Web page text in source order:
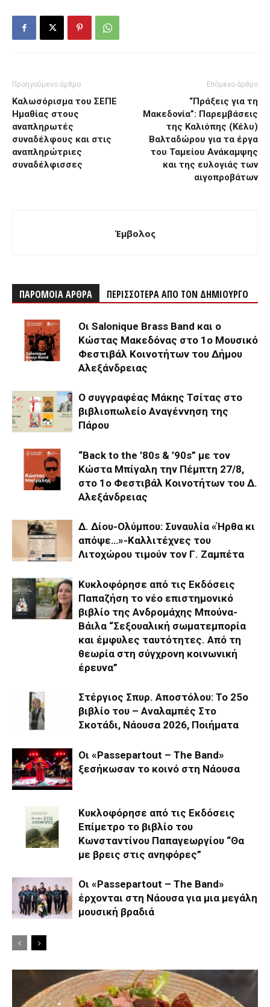
Προηγούμενο άρθρο
Καλωσόρισμα του ΣΕΠΕ
Ημαθίας στους
αναπληρωτές
συναδέλφους και στις
αναπληρώτριες
συναδέλφισσες
Επόμενο άρθρο
“Πράξεις για τη
Μακεδονία”: Παρεμβάσεις
της Καλιόπης (Κέλυ)
Βαλταδώρου για τα έργα
του Ταμείου Ανάκαμψης
και της ευλογιάς των
αιγοπροβάτων
Έμβολος
ΠΑΡΟΜΟΙΑ ΑΡΘΡΑ ΠΕΡΙΣΣΟΤΕΡΑ ΑΠΟ ΤΟΝ ΔΗΜΙΟΥΡΓΟ
Οι Salonique Brass Band και ο
Κώστας Μακεδόνας στο 1ο Μουσικό
Φεστιβάλ Κοινοτήτων του Δήμου
Αλεξάνδρειας
Ο συγγραφέας Μάκης Τσίτας στο
βιβλιοπωλείο Αναγέννηση της
Πάρου
“Back to the ’80s & ’90s” με τον
Κώστα Μπίγαλη την Πέμπτη 27/8,
στο 1ο Φεστιβάλ Κοινοτήτων του Δ.
Αλεξάνδρειας
Δ. Δίου-Ολύμπου: Συναυλία «Ήρθα κι
απόψε…»-Καλλιτέχνες του
Λιτοχώρου τιμούν τον Γ. Ζαμπέτα
Κυκλοφόρησε από τις Εκδόσεις
Παπαζήση το νέο επιστημονικό
βιβλίο της Ανδρομάχης Μπούνα-
Βάιλα “Σεξουαλική σωματεμπορία
και έμφυλες ταυτότητες. Από τη
θεωρία στη σύγχρονη κοινωνική
έρευνα”
Στέργιος Σπυρ. Αποστόλου: Το 25ο
βιβλίο του – Αναλαμπές Στο
Σκοτάδι, Νάουσα 2026, Ποιήματα
Οι «Passepartout – The Band»
ξεσήκωσαν το κοινό στη Νάουσα
Κυκλοφόρησε από τις Εκδόσεις
Επίμετρο το βιβλίο του
Κωνσταντίνου Παπαγεωργίου “Θα
με βρεις στις ανηφόρες”
Οι «Passepartout – The Band»
έρχονται στη Νάουσα για μια μεγάλη
μουσική βραδιά